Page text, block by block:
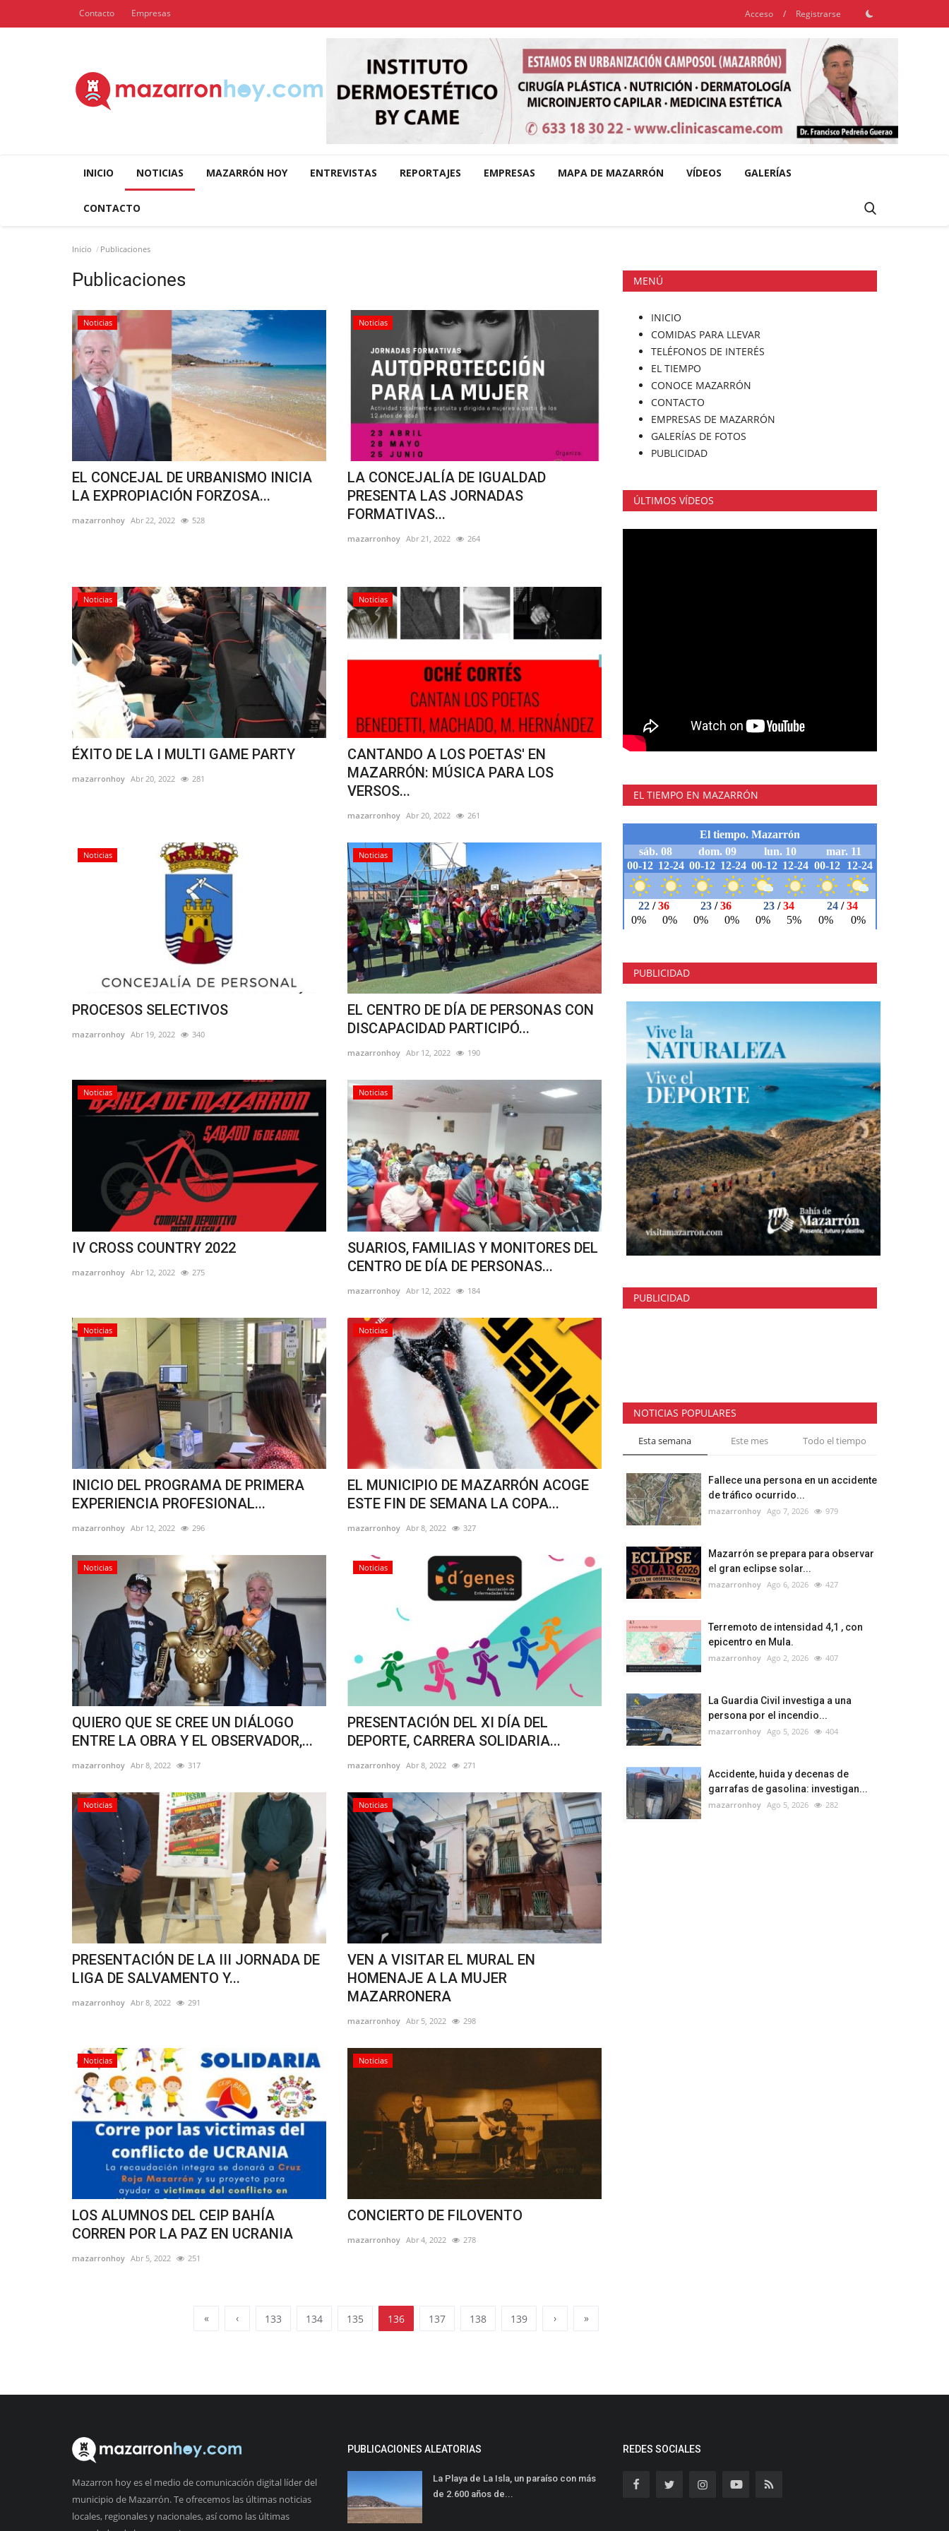
Contacto Empresas Acceso / Registrarse
INICIO NOTICIAS MAZARRÓN HOY ENTREVISTAS REPORTAJES EMPRESAS MAPA DE MAZARRÓN VÍDEOS GALERÍAS
CONTACTO
Inicio Publicaciones
Publicaciones
Noticias
EL CONCEJAL DE URBANISMO INICIA
LA EXPROPIACIÓN FORZOSA...
mazarronhoy Abr 22, 2022 528
Noticias
LA CONCEJALÍA DE IGUALDAD
PRESENTA LAS JORNADAS
FORMATIVAS...
mazarronhoy Abr 21, 2022 264
Noticias
ÉXITO DE LA I MULTI GAME PARTY
mazarronhoy Abr 20, 2022 281
Noticias
CANTANDO A LOS POETAS' EN
MAZARRÓN: MÚSICA PARA LOS
VERSOS...
mazarronhoy Abr 20, 2022 261
Noticias
PROCESOS SELECTIVOS
mazarronhoy Abr 19, 2022 340
Noticias
EL CENTRO DE DÍA DE PERSONAS CON
DISCAPACIDAD PARTICIPÓ...
mazarronhoy Abr 12, 2022 190
Noticias
IV CROSS COUNTRY 2022
mazarronhoy Abr 12, 2022 275
Noticias
SUARIOS, FAMILIAS Y MONITORES DEL
CENTRO DE DÍA DE PERSONAS...
mazarronhoy Abr 12, 2022 184
Noticias
INICIO DEL PROGRAMA DE PRIMERA
EXPERIENCIA PROFESIONAL...
mazarronhoy Abr 12, 2022 296
Noticias
EL MUNICIPIO DE MAZARRÓN ACOGE
ESTE FIN DE SEMANA LA COPA...
mazarronhoy Abr 8, 2022 327
Noticias
QUIERO QUE SE CREE UN DIÁLOGO
ENTRE LA OBRA Y EL OBSERVADOR,...
mazarronhoy Abr 8, 2022 317
Noticias
PRESENTACIÓN DEL XI DÍA DEL
DEPORTE, CARRERA SOLIDARIA...
mazarronhoy Abr 8, 2022 271
Noticias
PRESENTACIÓN DE LA III JORNADA DE
LIGA DE SALVAMENTO Y...
mazarronhoy Abr 8, 2022 291
Noticias
VEN A VISITAR EL MURAL EN
HOMENAJE A LA MUJER
MAZARRONERA
mazarronhoy Abr 5, 2022 298
Noticias
LOS ALUMNOS DEL CEIP BAHÍA
CORREN POR LA PAZ EN UCRANIA
mazarronhoy Abr 5, 2022 251
Noticias
CONCIERTO DE FILOVENTO
mazarronhoy Abr 4, 2022 278
« ‹ 133 134 135 136 137 138 139 › »
MENÚ
INICIO
COMIDAS PARA LLEVAR
TELÉFONOS DE INTERÉS
EL TIEMPO
CONOCE MAZARRÓN
CONTACTO
EMPRESAS DE MAZARRÓN
GALERÍAS DE FOTOS
PUBLICIDAD
ÚLTIMOS VÍDEOS
EL TIEMPO EN MAZARRÓN
PUBLICIDAD
PUBLICIDAD
NOTICIAS POPULARES
Esta semana Este mes Todo el tiempo
Fallece una persona en un accidente
de tráfico ocurrido...
mazarronhoy Ago 7, 2026 979
Mazarrón se prepara para observar
el gran eclipse solar...
mazarronhoy Ago 6, 2026 427
Terremoto de intensidad 4,1 , con
epicentro en Mula.
mazarronhoy Ago 2, 2026 407
La Guardia Civil investiga a una
persona por el incendio...
mazarronhoy Ago 5, 2026 404
Accidente, huida y decenas de
garrafas de gasolina: investigan...
mazarronhoy Ago 5, 2026 282
Mazarron hoy es el medio de comunicación digital líder del
municipio de Mazarrón. Te ofrecemos las últimas noticias
locales, regionales y nacionales, así como las últimas
PUBLICACIONES ALEATORIAS
La Playa de La Isla, un paraíso con más
de 2.600 años de...
REDES SOCIALES